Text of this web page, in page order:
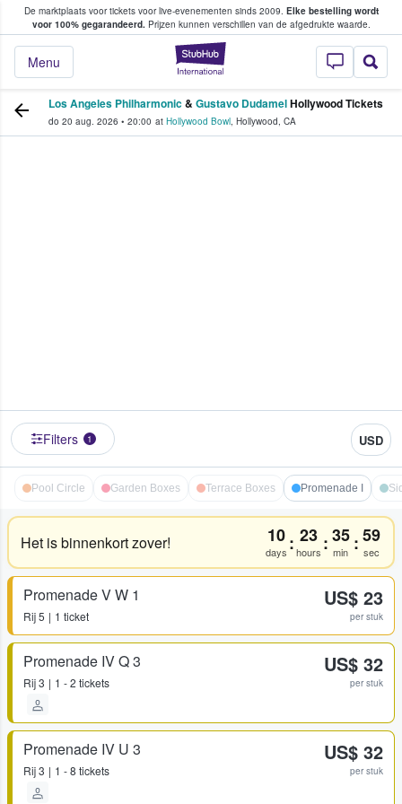
De marktplaats voor tickets voor live-evenementen sinds 2009. Elke bestelling wordt
voor 100% gegarandeerd.Prijzen kunnen verschillen van de afgedrukte waarde.
StubHub: waar
Menu
tickets kopen en verkopen
Los Angeles Philharmonic& Gustavo DudamelHollywood Tickets
do 20 aug. 2026 • 20:00 at Hollywood Bowl, Hollywood, CA
Filters 1 USD
Pool Circle Garden Boxes Terrace Boxes Promenade I
Het is binnenkort zover! 10
days : 23
hours :35
min :59
sec
Promenade V W 1
Rij5 1 ticket
US$ 23
per stuk
Promenade IV Q 3
Rij3 1 - 2 tickets
US$ 32
per stuk
Promenade IV U 3
Rij3 1 - 8 tickets
US$ 32
per stuk